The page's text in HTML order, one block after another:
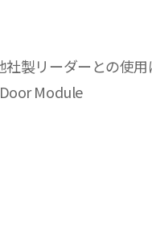
製リーダーとの使
Module